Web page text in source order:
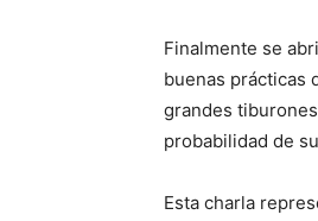
Finalmente se
buenas prácticas
grandes
probabilidad de
Esta charla